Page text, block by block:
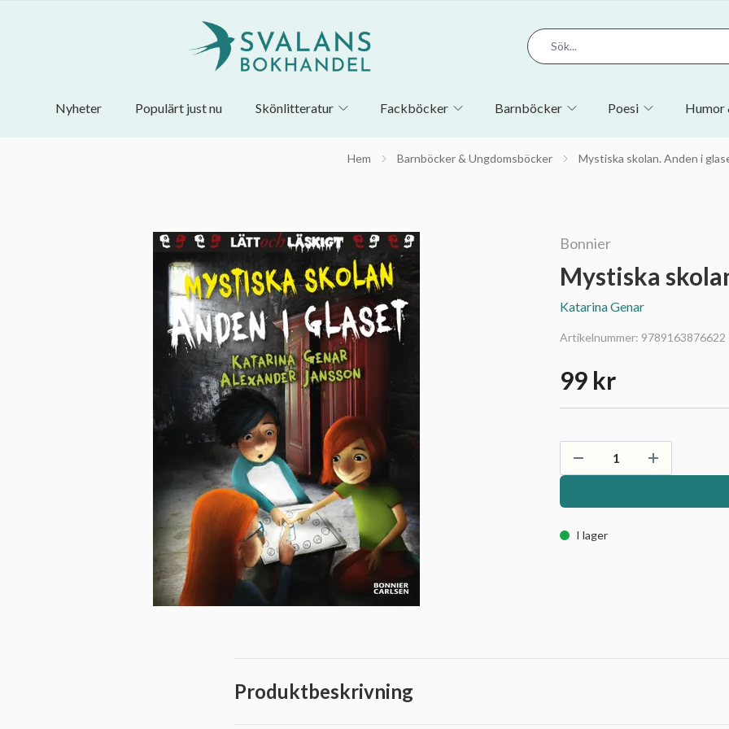
Nyheter Populärt just nu Skönlitteratur Fackböcker Barnböcker Poesi Humor
Hem Barnböcker & Ungdomsböcker Mystiska skolan. Anden i
Bonnier
Mystiska
Katarina Genar
Artikelnummer: 9789163876622
99 kr
I lager
Produktbeskrivning